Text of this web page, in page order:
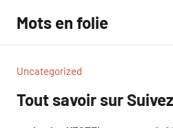
contenu
Mots en folie
Uncategorized
Tout savoir sur